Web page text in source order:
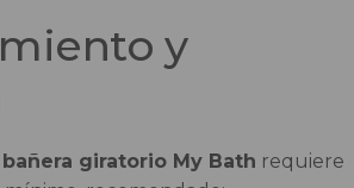
y
giratorio My Bath requiere